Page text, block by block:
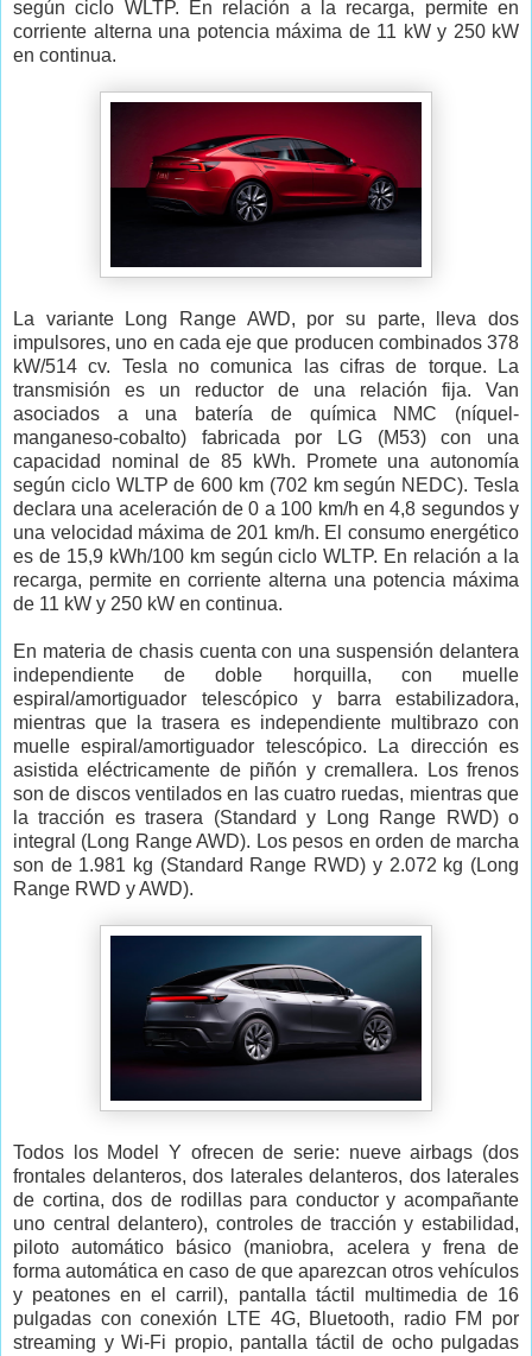
según ciclo WLTP. En relación a la recarga, permite en
corriente alterna una potencia máxima de 11 kW y 250 kW
en continua.
La variante Long Range AWD, por su parte, lleva dos
impulsores, uno en cada eje que producen combinados 378
kW/514 cv. Tesla no comunica las cifras de torque. La
transmisión es un reductor de una relación fija. Van
asociados a una batería de química NMC (níquel-
manganeso-cobalto) fabricada por LG (M53) con una
capacidad nominal de 85 kWh. Promete una autonomía
según ciclo WLTP de 600 km (702 km según NEDC). Tesla
declara una aceleración de 0 a 100 km/h en 4,8 segundos y
una velocidad máxima de 201 km/h. El consumo energético
es de 15,9 kWh/100 km según ciclo WLTP. En relación a la
recarga, permite en corriente alterna una potencia máxima
de 11 kW y 250 kW en continua.
En materia de chasis cuenta con una suspensión delantera
independiente de doble horquilla, con muelle
espiral/amortiguador telescópico y barra estabilizadora,
mientras que la trasera es independiente multibrazo con
muelle espiral/amortiguador telescópico. La dirección es
asistida eléctricamente de piñón y cremallera. Los frenos
son de discos ventilados en las cuatro ruedas, mientras que
la tracción es trasera (Standard y Long Range RWD) o
integral (Long Range AWD). Los pesos en orden de marcha
son de 1.981 kg (Standard Range RWD) y 2.072 kg (Long
Range RWD y AWD).
Todos los Model Y ofrecen de serie: nueve airbags (dos
frontales delanteros, dos laterales delanteros, dos laterales
de cortina, dos de rodillas para conductor y acompañante
uno central delantero), controles de tracción y estabilidad,
piloto automático básico (maniobra, acelera y frena de
forma automática en caso de que aparezcan otros vehículos
y peatones en el carril), pantalla táctil multimedia de 16
pulgadas con conexión LTE 4G, Bluetooth, radio FM por
streaming y Wi-Fi propio, pantalla táctil de ocho pulgadas